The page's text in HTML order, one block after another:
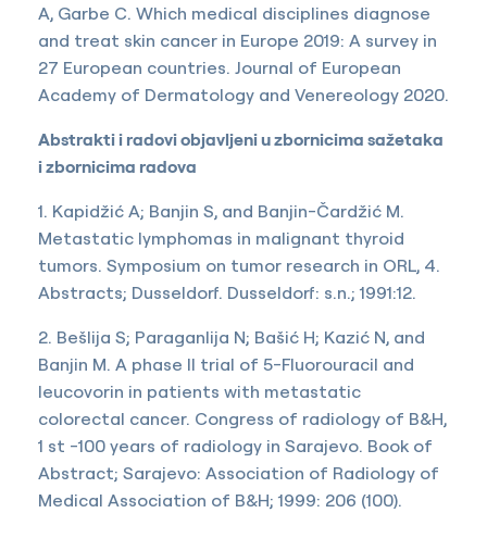
A, Garbe C. Which medical disciplines diagnose
and treat skin cancer in Europe 2019: A survey in
27 European countries. Journal of European
Academy of Dermatology and Venereology 2020.
Abstrakti i radovi objavljeni u zbornicima sažetaka
i zbornicima radova
1. Kapidžić A; Banjin S, and Banjin-Čardžić M.
Metastatic lymphomas in malignant thyroid
tumors. Symposium on tumor research in ORL, 4.
Abstracts; Dusseldorf. Dusseldorf: s.n.; 1991:12.
2. Bešlija S; Paraganlija N; Bašić H; Kazić N, and
Banjin M. A phase II trial of 5-Fluorouracil and
leucovorin in patients with metastatic
colorectal cancer. Congress of radiology of B&H,
1 st -100 years of radiology in Sarajevo. Book of
Abstract; Sarajevo: Association of Radiology of
Medical Association of B&H; 1999: 206 (100).